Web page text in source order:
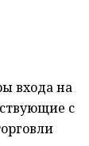
входа на
с